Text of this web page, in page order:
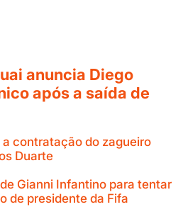
anuncia Diego
após a saída de
a contratação do zagueiro
Duarte
Gianni Infantino para tentar
de presidente da Fifa